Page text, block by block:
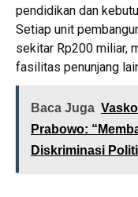
pendidikan dan
Setiap unit
sekitar Rp200 miliar,
fasilitas penunjang
Baca Juga
Prabowo:
Diskriminasi